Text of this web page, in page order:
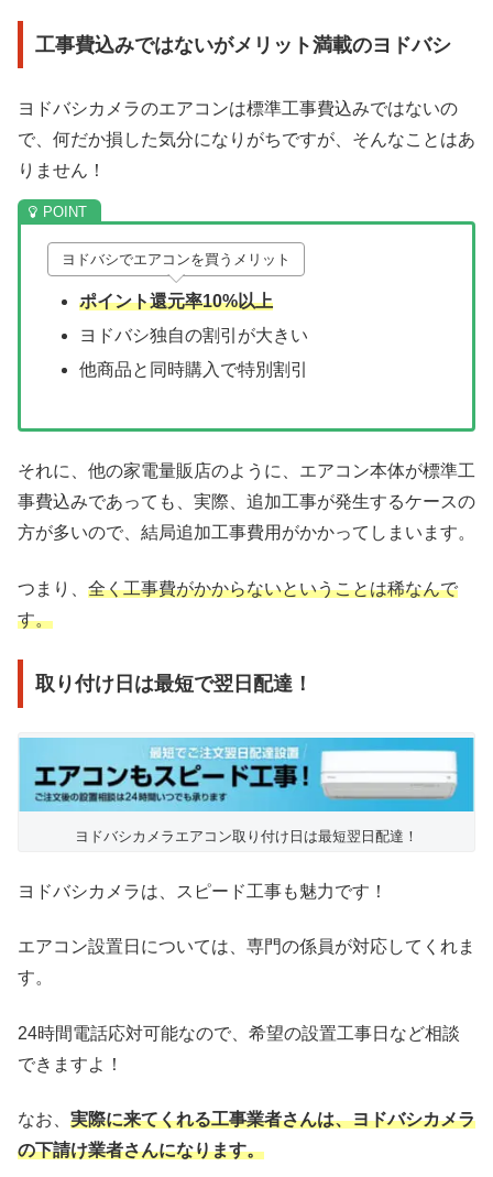
工事費込みではないがメリット満載のヨドバシ
ヨドバシカメラのエアコンは標準工事費込みではないの
で、何だか損した気分になりがちですが、そんなことはあ
りません！
ヨドバシでエアコンを買うメリット
ポイント還元率10%以上
ヨドバシ独自の割引が大きい
他商品と同時購入で特別割引
それに、他の家電量販店のように、エアコン本体が標準工
事費込みであっても、実際、追加工事が発生するケースの
方が多いので、結局追加工事費用がかかってしまいます。
つまり、 全く工事費がかからないということは稀なんで
す。
取り付け日は最短で翌日配達！
ヨドバシカメラエアコン取り付け日は最短翌日配達！
ヨドバシカメラは、スピード工事も魅力です！
エアコン設置日については、専門の係員が対応してくれま
す。
24時間電話応対可能なので、希望の設置工事日など相談
できますよ！
なお、 実際に来てくれる工事業者さんは、ヨドバシカメラ
の下請け業者さんになります。